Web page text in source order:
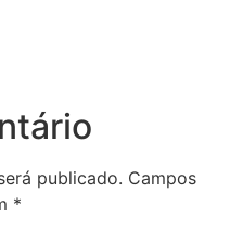
publicado. Campos
*